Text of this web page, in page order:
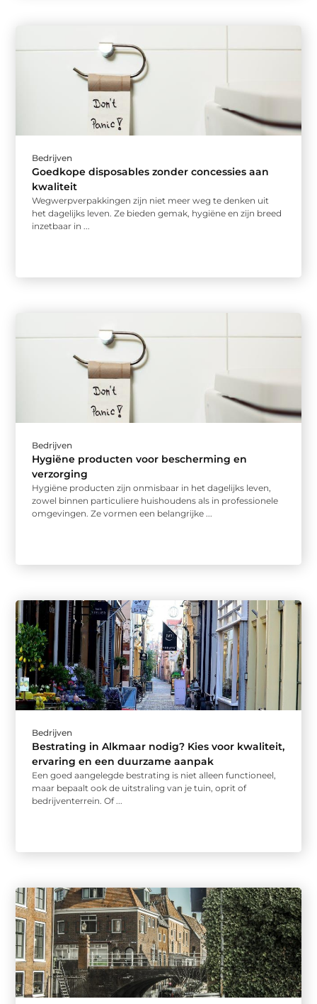
Bedrijven
Goedkope disposables zonder concessies aan
kwaliteit
Wegwerpverpakkingen zijn niet meer weg te denken uit
het dagelijks leven. Ze bieden gemak, hygiëne en zijn breed
inzetbaar in ...
Bedrijven
Hygiëne producten voor bescherming en
verzorging
Hygiëne producten zijn onmisbaar in het dagelijks leven,
zowel binnen particuliere huishoudens als in professionele
omgevingen. Ze vormen een belangrijke ...
Bedrijven
Bestrating in Alkmaar nodig? Kies voor kwaliteit,
ervaring en een duurzame aanpak
Een goed aangelegde bestrating is niet alleen functioneel,
maar bepaalt ook de uitstraling van je tuin, oprit of
bedrijventerrein. Of ...